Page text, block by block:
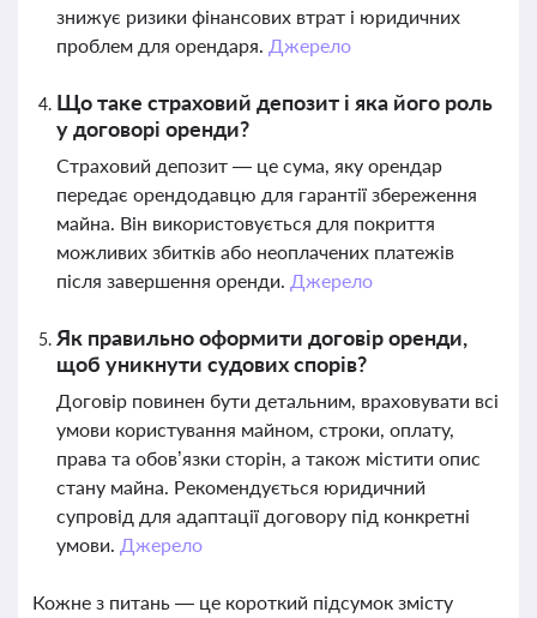
знижує ризики фінансових втрат і юридичних
проблем для орендаря. Джерело
Що таке страховий депозит і яка його роль
у договорі оренди?
Страховий депозит — це сума, яку орендар
передає орендодавцю для гарантії збереження
майна. Він використовується для покриття
можливих збитків або неоплачених платежів
після завершення оренди. Джерело
Як правильно оформити договір оренди,
щоб уникнути судових спорів?
Договір повинен бути детальним, враховувати всі
умови користування майном, строки, оплату,
права та обов’язки сторін, а також містити опис
стану майна. Рекомендується юридичний
супровід для адаптації договору під конкретні
умови. Джерело
Кожне з питань — це короткий підсумок змісту